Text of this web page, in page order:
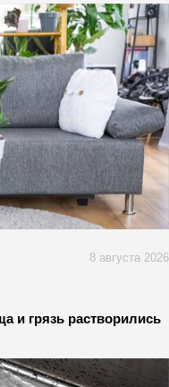
8 августа 2026
и грязь растворились